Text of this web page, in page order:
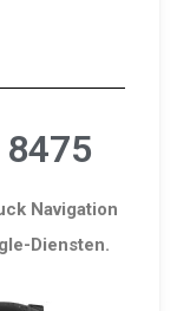
8475
Navigation
Diensten.